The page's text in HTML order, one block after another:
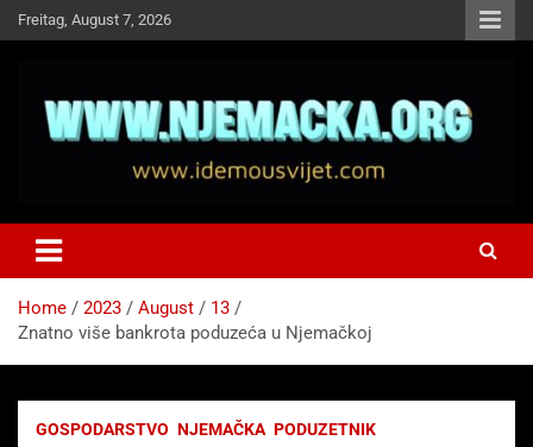
Skip
to
Freitag, August 7, 2026
Idemo u Svijet-Njemacka!
Home 2023 August
13
Znatno više bankrota poduzeća u Njemačkoj
GOSPODARSTVO NJEMAČKA PODUZETNIK